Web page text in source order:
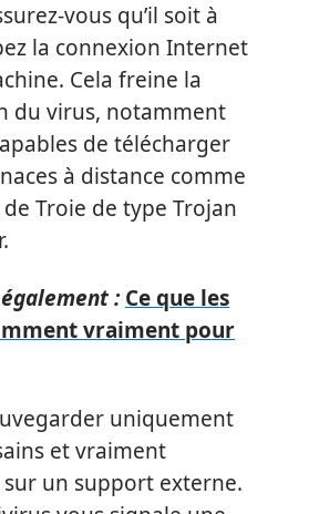
vous qu’il soit à
la connexion Internet
Cela freine la
du virus, notamment
de télécharger
à distance comme
Troie de type Trojan
: Ce que les
vraiment pour
uniquement
et vraiment
sur un support externe.